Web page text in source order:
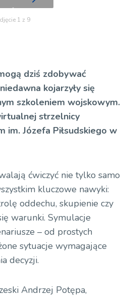
1 z 9
dziś zdobywać
kojarzyły się
szkoleniem wojskowym.
strzelnicy
im. Józefa Piłsudskiego w
ćwiczyć nie tylko samo
kluczowe nawyki:
oddechu, skupienie czy
warunki. Symulacje
– od prostych
sytuacje wymagające
decyzji.
Andrzej Potępa,